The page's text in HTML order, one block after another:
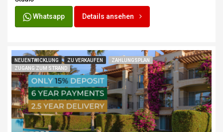
Whatsapp Details ansehen
NEUENTWICKLUNG ZU VERKAUFEN
ZAHLUNGSPLAN
ZUGANG ZUM STRAND